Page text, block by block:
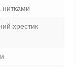
хрестик